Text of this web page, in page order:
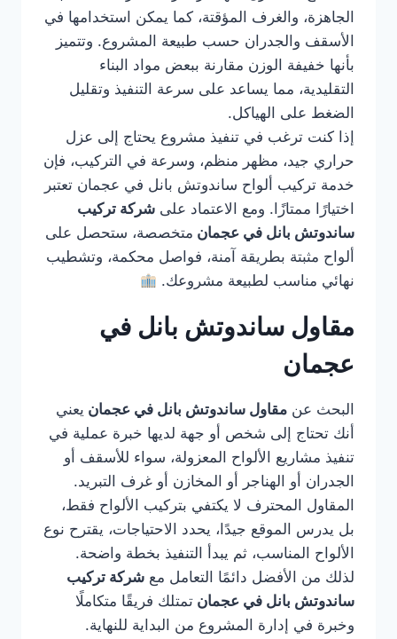
الجاهزة، والغرف المؤقتة، كما يمكن استخدامها في
الأسقف والجدران حسب طبيعة المشروع. وتتميز
بأنها خفيفة الوزن مقارنة ببعض مواد البناء
التقليدية، مما يساعد على سرعة التنفيذ وتقليل
الضغط على الهياكل.
إذا كنت ترغب في تنفيذ مشروع يحتاج إلى عزل
حراري جيد، مظهر منظم، وسرعة في التركيب، فإن
خدمة تركيب ألواح ساندوتش بانل في عجمان تعتبر
اختيارًا ممتازًا. ومع الاعتماد على شركة تركيب
ساندوتش بانل في عجمان متخصصة، ستحصل على
ألواح مثبتة بطريقة آمنة، فواصل محكمة، وتشطيب
نهائي مناسب لطبيعة مشروعك.
مقاول ساندوتش بانل في
عجمان
البحث عن مقاول ساندوتش بانل في عجمان يعني
أنك تحتاج إلى شخص أو جهة لديها خبرة عملية في
تنفيذ مشاريع الألواح المعزولة، سواء للأسقف أو
الجدران أو الهناجر أو المخازن أو غرف التبريد.
المقاول المحترف لا يكتفي بتركيب الألواح فقط،
بل يدرس الموقع جيدًا، يحدد الاحتياجات، يقترح نوع
الألواح المناسب، ثم يبدأ التنفيذ بخطة واضحة.
لذلك من الأفضل دائمًا التعامل مع شركة تركيب
ساندوتش بانل في عجمان تمتلك فريقًا متكاملًا
وخبرة في إدارة المشروع من البداية للنهاية.